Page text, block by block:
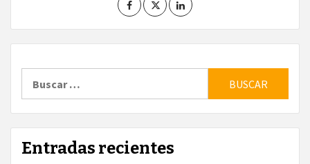
Entradas recientes